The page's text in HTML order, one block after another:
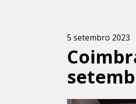
5 setembro 2023